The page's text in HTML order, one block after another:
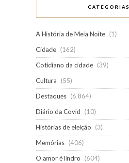
CATEGORIAS
A História de Meia Noite (1)
Cidade (162)
Cotidiano da cidade (39)
Cultura
(55)
Destaques (6.864)
Diário da Covid
(10)
Histórias de eleição
(3)
Memórias (406)
O amor é lindro
(604)